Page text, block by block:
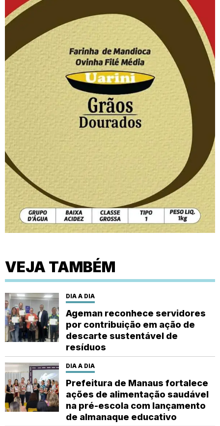
VEJA TAMBÉM
DIA A DIA
Ageman reconhece servidores
por contribuição em ação de
descarte sustentável de
resíduos
DIA A DIA
Prefeitura de Manaus fortalece
ações de alimentação saudável
na pré-escola com lançamento
de almanaque educativo